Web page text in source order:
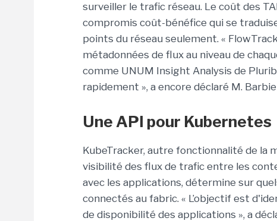
surveiller le trafic réseau. Le coût des
compromis coût-bénéfice qui se
points du réseau seulement. «
métadonnées de flux au niveau de
comme UNUM Insight Analysis de
rapidement », a encore déclaré M.
Une API pour Kubernetes
KubeTracker, autre fonctionnalité de la
visibilité des flux de trafic entre les
avec les applications, détermine sur
connectés au fabric. « L’objectif est
de disponibilité des applications », a